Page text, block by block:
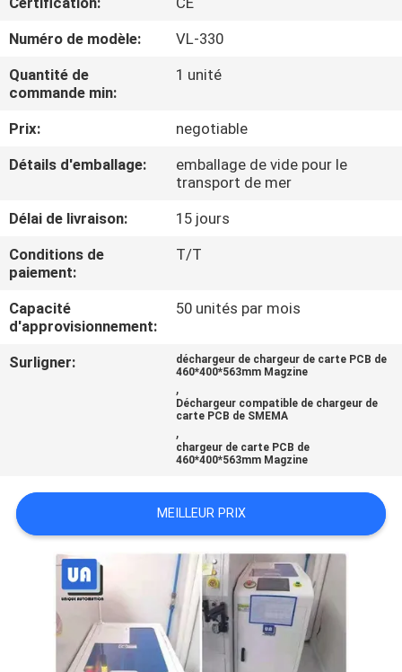
VISITE
D'USINE
CONTRÔLE
DE
CONTACTEZ-
NOUS
NOUVELLES
VR
PLAN
Numéro de modèle:
VL-330
Quantité de
commande min:
1 unité
Prix:
negotiable
Détails d'emballage:
emballage de vide pour le
transport de mer
Délai de livraison:
15 jours
Conditions de
paiement:
T/T
Capacité
d'approvisionnement:
50 unités par mois
Surligner:
déchargeur de chargeur de carte PCB de
460*400*563mm Magzine
,
Déchargeur compatible de chargeur de
carte PCB de SMEMA
,
chargeur de carte PCB de
460*400*563mm Magzine
MEILLEUR PRIX